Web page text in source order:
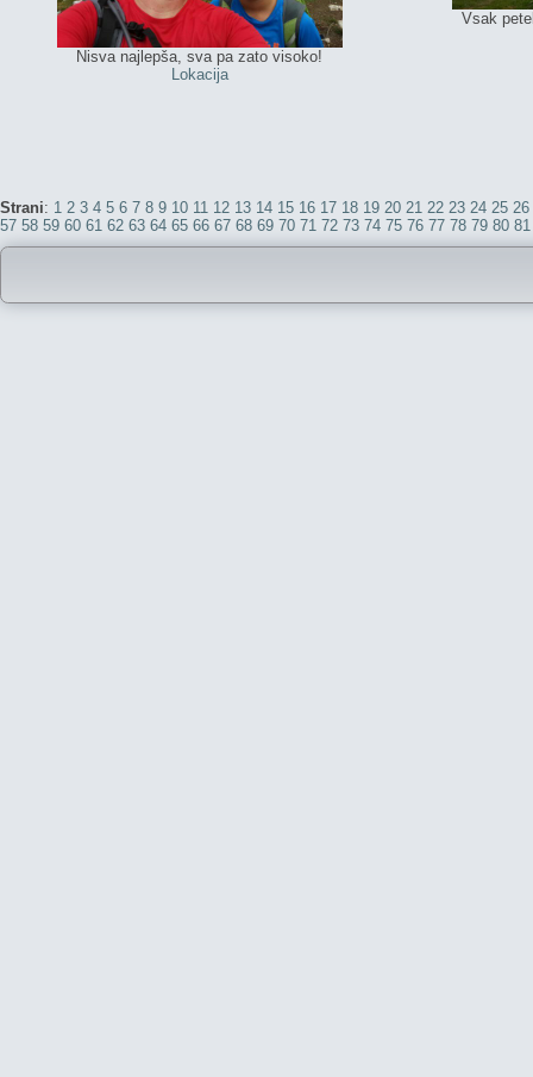
Nisva najlepša, sva pa zato visoko!
Lokacija
Vsak
Strani: 1 2 3 4 5 6 7 8 9 10 11 12 13 14 15 16 17 18 19 20 21 22 23 24 25 26
57 58 59 60 61 62 63 64 65 66 67 68 69 70 71 72 73 74 75 76 77 78 79 80 81